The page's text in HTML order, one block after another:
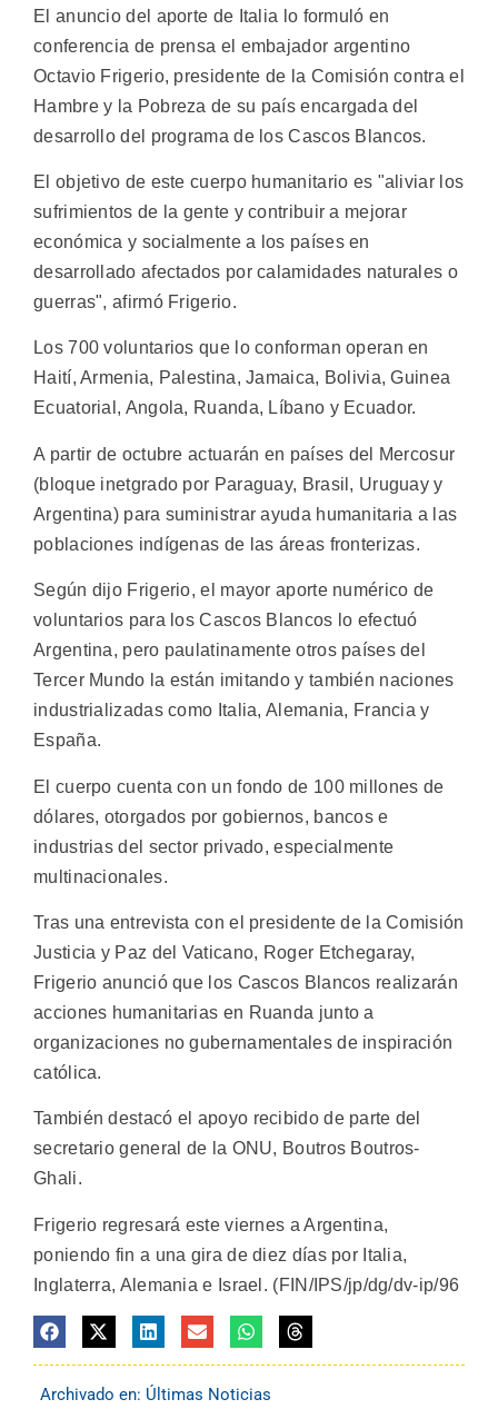
El anuncio del aporte de Italia lo formuló en
conferencia de prensa el embajador argentino
Octavio Frigerio, presidente de la Comisión contra el
Hambre y la Pobreza de su país encargada del
desarrollo del programa de los Cascos Blancos.
El objetivo de este cuerpo humanitario es "aliviar los
sufrimientos de la gente y contribuir a mejorar
económica y socialmente a los países en
desarrollado afectados por calamidades naturales o
guerras", afirmó Frigerio.
Los 700 voluntarios que lo conforman operan en
Haití, Armenia, Palestina, Jamaica, Bolivia, Guinea
Ecuatorial, Angola, Ruanda, Líbano y Ecuador.
A partir de octubre actuarán en países del Mercosur
(bloque inetgrado por Paraguay, Brasil, Uruguay y
Argentina) para suministrar ayuda humanitaria a las
poblaciones indígenas de las áreas fronterizas.
Según dijo Frigerio, el mayor aporte numérico de
voluntarios para los Cascos Blancos lo efectuó
Argentina, pero paulatinamente otros países del
Tercer Mundo la están imitando y también naciones
industrializadas como Italia, Alemania, Francia y
España.
El cuerpo cuenta con un fondo de 100 millones de
dólares, otorgados por gobiernos, bancos e
industrias del sector privado, especialmente
multinacionales.
Tras una entrevista con el presidente de la Comisión
Justicia y Paz del Vaticano, Roger Etchegaray,
Frigerio anunció que los Cascos Blancos realizarán
acciones humanitarias en Ruanda junto a
organizaciones no gubernamentales de inspiración
católica.
También destacó el apoyo recibido de parte del
secretario general de la ONU, Boutros Boutros-
Ghali.
Frigerio regresará este viernes a Argentina,
poniendo fin a una gira de diez días por Italia,
Inglaterra, Alemania e Israel. (FIN/IPS/jp/dg/dv-ip/96
Archivado en: Últimas Noticias